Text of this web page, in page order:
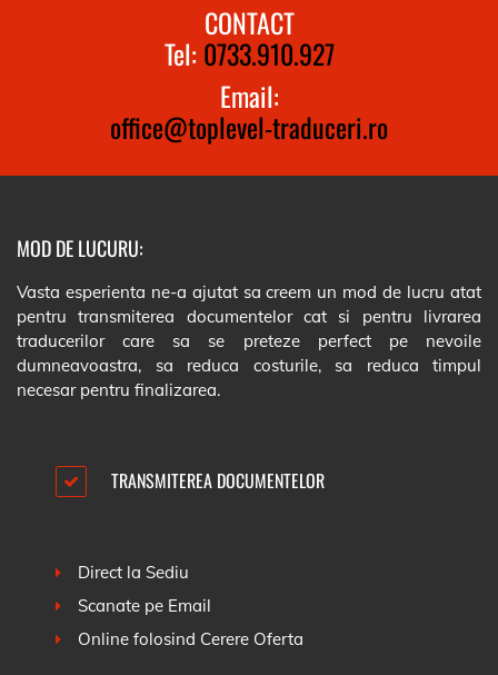
CONTACT
Tel: 0733.910.927
Email:
office@toplevel-traduceri.ro
MOD DE LUCURU:
Vasta esperienta ne-a ajutat sa creem un mod de lucru atat
pentru transmiterea documentelor cat si pentru livrarea
traducerilor care sa se preteze perfect pe nevoile
dumneavoastra, sa reduca costurile, sa reduca timpul
necesar pentru finalizarea.
TRANSMITEREA DOCUMENTELOR
Direct la Sediu
Scanate pe Email
Online folosind Cerere Oferta